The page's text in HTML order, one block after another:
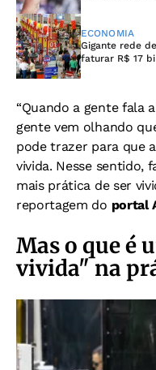
ECONOMIA
Gigante rede
faturar R$ 17 bi
“Quando a gente fala
gente vem olhando
pode trazer para que
vivida. Nesse sentido,
mais prática de ser
reportagem do portal
Mas o que é
vivida" na